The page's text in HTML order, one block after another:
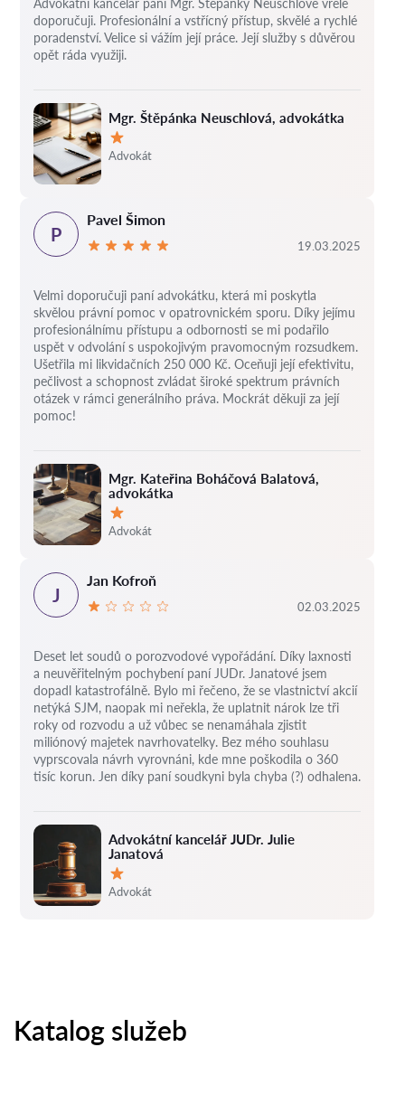
Mgr. Štěpánka Neuschlová, advokátka
Hodnocení:
Advokát
Advokátní kancelář paní Mgr. Štěpánky Neuschlové vřele
doporučuji. Profesionální a vstřícný přístup, skvělé a rychlé
poradenství. Velice si vážím její práce. Její služby s důvěrou
opět ráda využiji.
Mgr. Kateřina Boháčová Balatová,
advokátka
Hodnocení:
Advokát
P
Pavel Šimon
19.03.2025
Velmi doporučuji paní advokátku, která mi poskytla
skvělou právní pomoc v opatrovnickém sporu. Díky jejímu
profesionálnímu přístupu a odbornosti se mi podařilo
uspět v odvolání s uspokojivým pravomocným rozsudkem.
Ušetřila mi likvidačních 250 000 Kč. Oceňuji její efektivitu,
pečlivost a schopnost zvládat široké spektrum právních
otázek v rámci generálního práva. Mockrát děkuji za její
pomoc!
Advokátní kancelář JUDr. Julie
Janatová
Hodnocení:
Advokát
J
Jan Kofroň
02.03.2025
Deset let soudů o porozvodové vypořádání. Díky laxnosti
a neuvěřitelným pochybení paní JUDr. Janatové jsem
dopadl katastrofálně. Bylo mi řečeno, že se vlastnictví akcií
netýká SJM, naopak mi neřekla, že uplatnit nárok lze tři
roky od rozvodu a už vůbec se nenamáhala zjistit
miliónový majetek navrhovatelky. Bez mého souhlasu
vyprscovala návrh vyrovnáni, kde mne poškodila o 360
tisíc korun. Jen díky paní soudkyni byla chyba (?) odhalena.
Katalog služeb